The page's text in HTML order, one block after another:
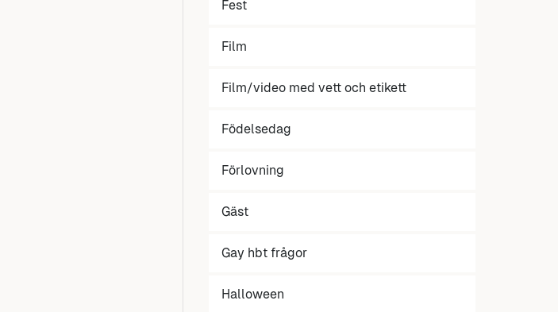
Fest
Film
Film/video med vett och etikett
Födelsedag
Förlovning
Gäst
Gay hbt frågor
Halloween